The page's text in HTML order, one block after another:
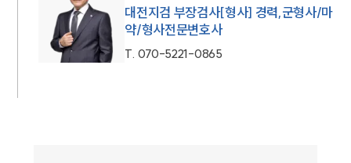
대전지검 부장검사[형사] 경력,군형사/마
약/형사전문변호사
T. 070-5221-0865